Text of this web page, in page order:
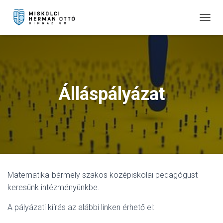
O
G
A
Álláspályázat
Matematika-bármely szakos középiskolai pedagógust
keresünk intézményünkbe.
A pályázati kiírás az alábbi linken érhető el: